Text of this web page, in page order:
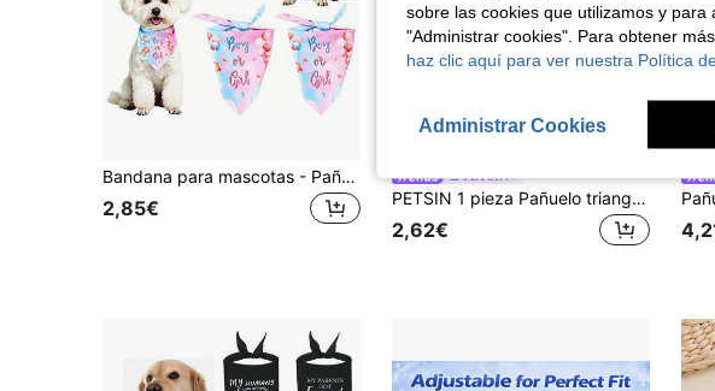
Bandana para mascotas - Pañuelo triangular con temática de género rosa y azul, adecuado para fotografía y decoración de fiestas de mascotas
2,85€
PETSIN
PETSIN 1 pieza Pañuelo triangular ajustable para mascotas perros y gatos, lavable, tipo bandana, collar, babero, decoración para el cuello de gatos, disfraz para fiestas de cumpleaños
2,62€
sobre las cookies que utilizamos y
"Administrar cookies". Para obtener
haz clic aquí para ver nuestra Política
Administrar Cookies